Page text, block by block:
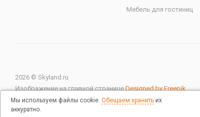
Мебель для гостиниц
2026 © Skyland.ru
Изображение на главной страницеDesigned by Freepik
Мы используем файлы cookie. Обещаем хранить их
аккуратно.